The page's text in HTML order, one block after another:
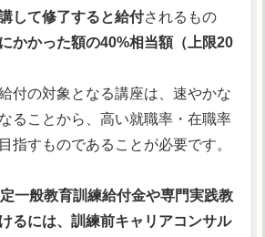
して修了すると給付されるもの
かかった額の40%相当額（上限20
付の対象となる講座は、速やかな
ることから、高い就職率・在職率
指すものであることが必要です。
一般教育訓練給付金や専門実践教
るには、訓練前キャリアコンサル